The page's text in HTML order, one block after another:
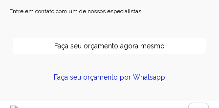
Entre em contato com um de nossos especialistas!
Faça seu orçamento agora mesmo
Faça seu orçamento por Whatsapp